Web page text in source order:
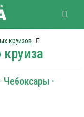
круизов
·